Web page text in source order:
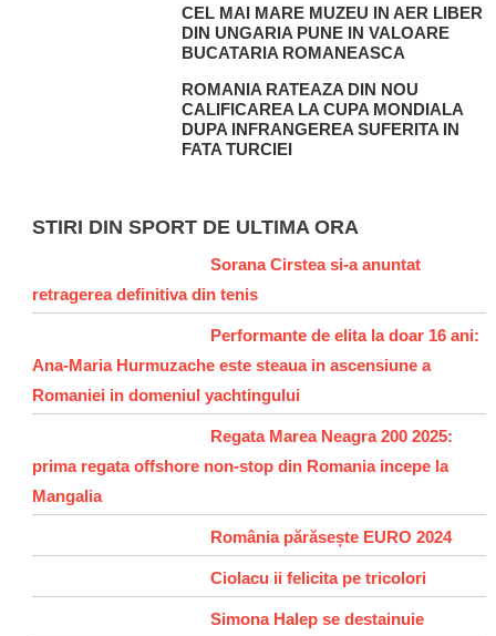
CEL MAI MARE MUZEU IN AER LIBER
DIN UNGARIA PUNE IN VALOARE
BUCATARIA ROMANEASCA
ROMANIA RATEAZA DIN NOU
CALIFICAREA LA CUPA MONDIALA
DUPA INFRANGEREA SUFERITA IN
FATA TURCIEI
STIRI DIN SPORT DE ULTIMA ORA
Sorana Cirstea si-a anuntat
retragerea definitiva din tenis
Performante de elita la doar 16 ani:
Ana-Maria Hurmuzache este steaua in ascensiune a
Romaniei in domeniul yachtingului
Regata Marea Neagra 200 2025:
prima regata offshore non-stop din Romania incepe la
Mangalia
România părăsește EURO 2024
Ciolacu ii felicita pe tricolori
Simona Halep se destainuie